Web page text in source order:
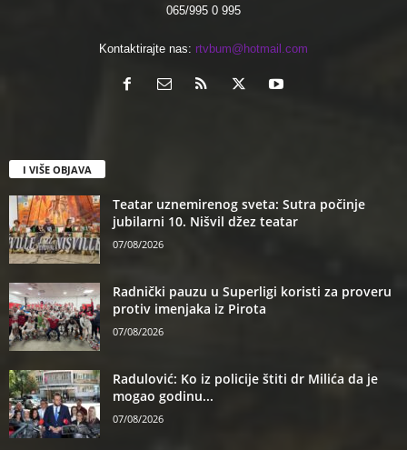
065/995 0 995
Kontaktirajte nas: rtvbum@hotmail.com
I VIŠE OBJAVA
Teatar uznemirenog sveta: Sutra počinje
jubilarni 10. Nišvil džez teatar
07/08/2026
Radnički pauzu u Superligi koristi za proveru
protiv imenjaka iz Pirota
07/08/2026
Radulović: Ko iz policije štiti dr Milića da je
mogao godinu...
07/08/2026